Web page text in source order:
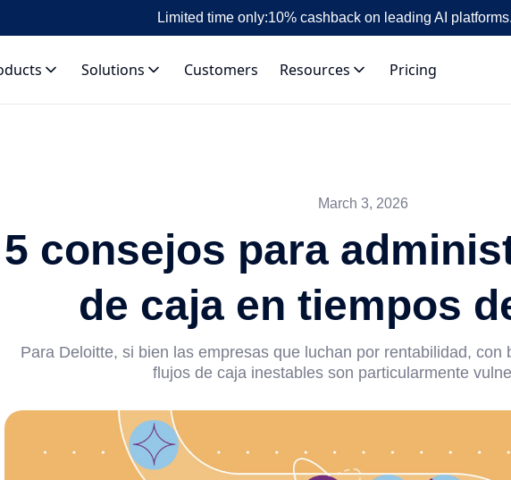
Limited time only:10% cashback on leading AI platforms.
Solutions Customers Resources Pricing
March 3, 2026
5 consejos para
de caja en tiempos
Para Deloitte, si bien las empresas que luchan por rentabilidad, con
flujos de caja inestables son particularmente